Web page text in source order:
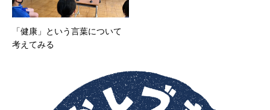
「健康」という言葉について
考えてみる